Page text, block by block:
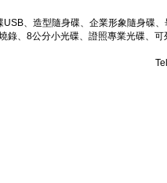
、造型隨身碟、企業形象隨身碟
錄、8公分小光碟、證照專業光碟、